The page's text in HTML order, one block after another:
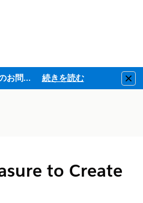
ただいま大変多くのお問い合わせをいただいており、ご連絡までにお時間を頂戴しております 続きを読む
to Create